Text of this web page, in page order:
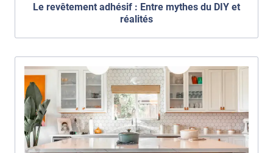
Le revêtement adhésif : Entre mythes du DIY et
réalités